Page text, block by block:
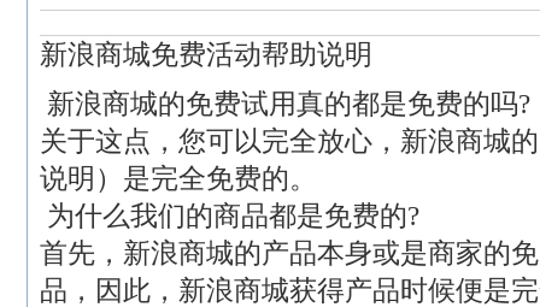
新浪商城免费活动帮助说明
新浪商城的免费试用真的都是免费的吗?
关于这点，您可以完全放心，新浪商城
说明）是完全免费的。
为什么我们的商品都是免费的?
首先，新浪商城的产品本身或是商家的
品，因此，新浪商城获得产品时候便是